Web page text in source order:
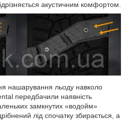
акустичним комфортом.
нашарування льоду навколо
передбачили наявність
замкнутих «водойм»
лід спочатку збирається, а